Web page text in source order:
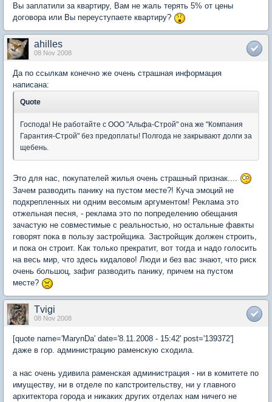
Вы заплатили за квартиру, Вам не жаль терять 5% от цены
договора или Вы переуступаете квартиру?
ahilles
08 Nov 2008
Да по ссылкам конечно же очень страшная информация
написана:
Quote
Господа! Не работайте с ООО "Альфа-Строй" она же "Компания
Гарантия-Строй" без предоплаты! Полгода не закрывают долги за
щебень.
Это для нас, покупателей жилья очень страшный признак....
Зачем разводить панику на пустом месте?! Куча эмоций не
подкрепленных ни одним весомым аргументом! Реклама это
отжельная песня, - реклама это по попределению обещания
зачастую не совместимые с реальностью, но остальные фавкты
говорят пока в пользу застройщика. Застройщик должен строить,
и пока он строит. Как только прекратит, вот тогда и надо голосить
на весь мир, что здесь кидалово! Люди и без вас знают, что риск
очень большоц, зафиг разводить панику, причем на пустом
месте?
Tvigi
08 Nov 2008
[quote name='MarynDa' date='8.11.2008 - 15:42' post='139372']
даже в гор. администрацию раменскую сходила.
а нас очень удивила раменская администрация - ни в комитете по
имуществу, ни в отделе по капстроительству, ни у главного
архитектора города и никаких других отделах нам ничего не